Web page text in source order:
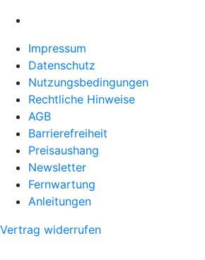
Impressum
Datenschutz
Nutzungsbedingungen
Rechtliche Hinweise
AGB
Barrierefreiheit
Preisaushang
Newsletter
Fernwartung
Anleitungen
Vertrag widerrufen